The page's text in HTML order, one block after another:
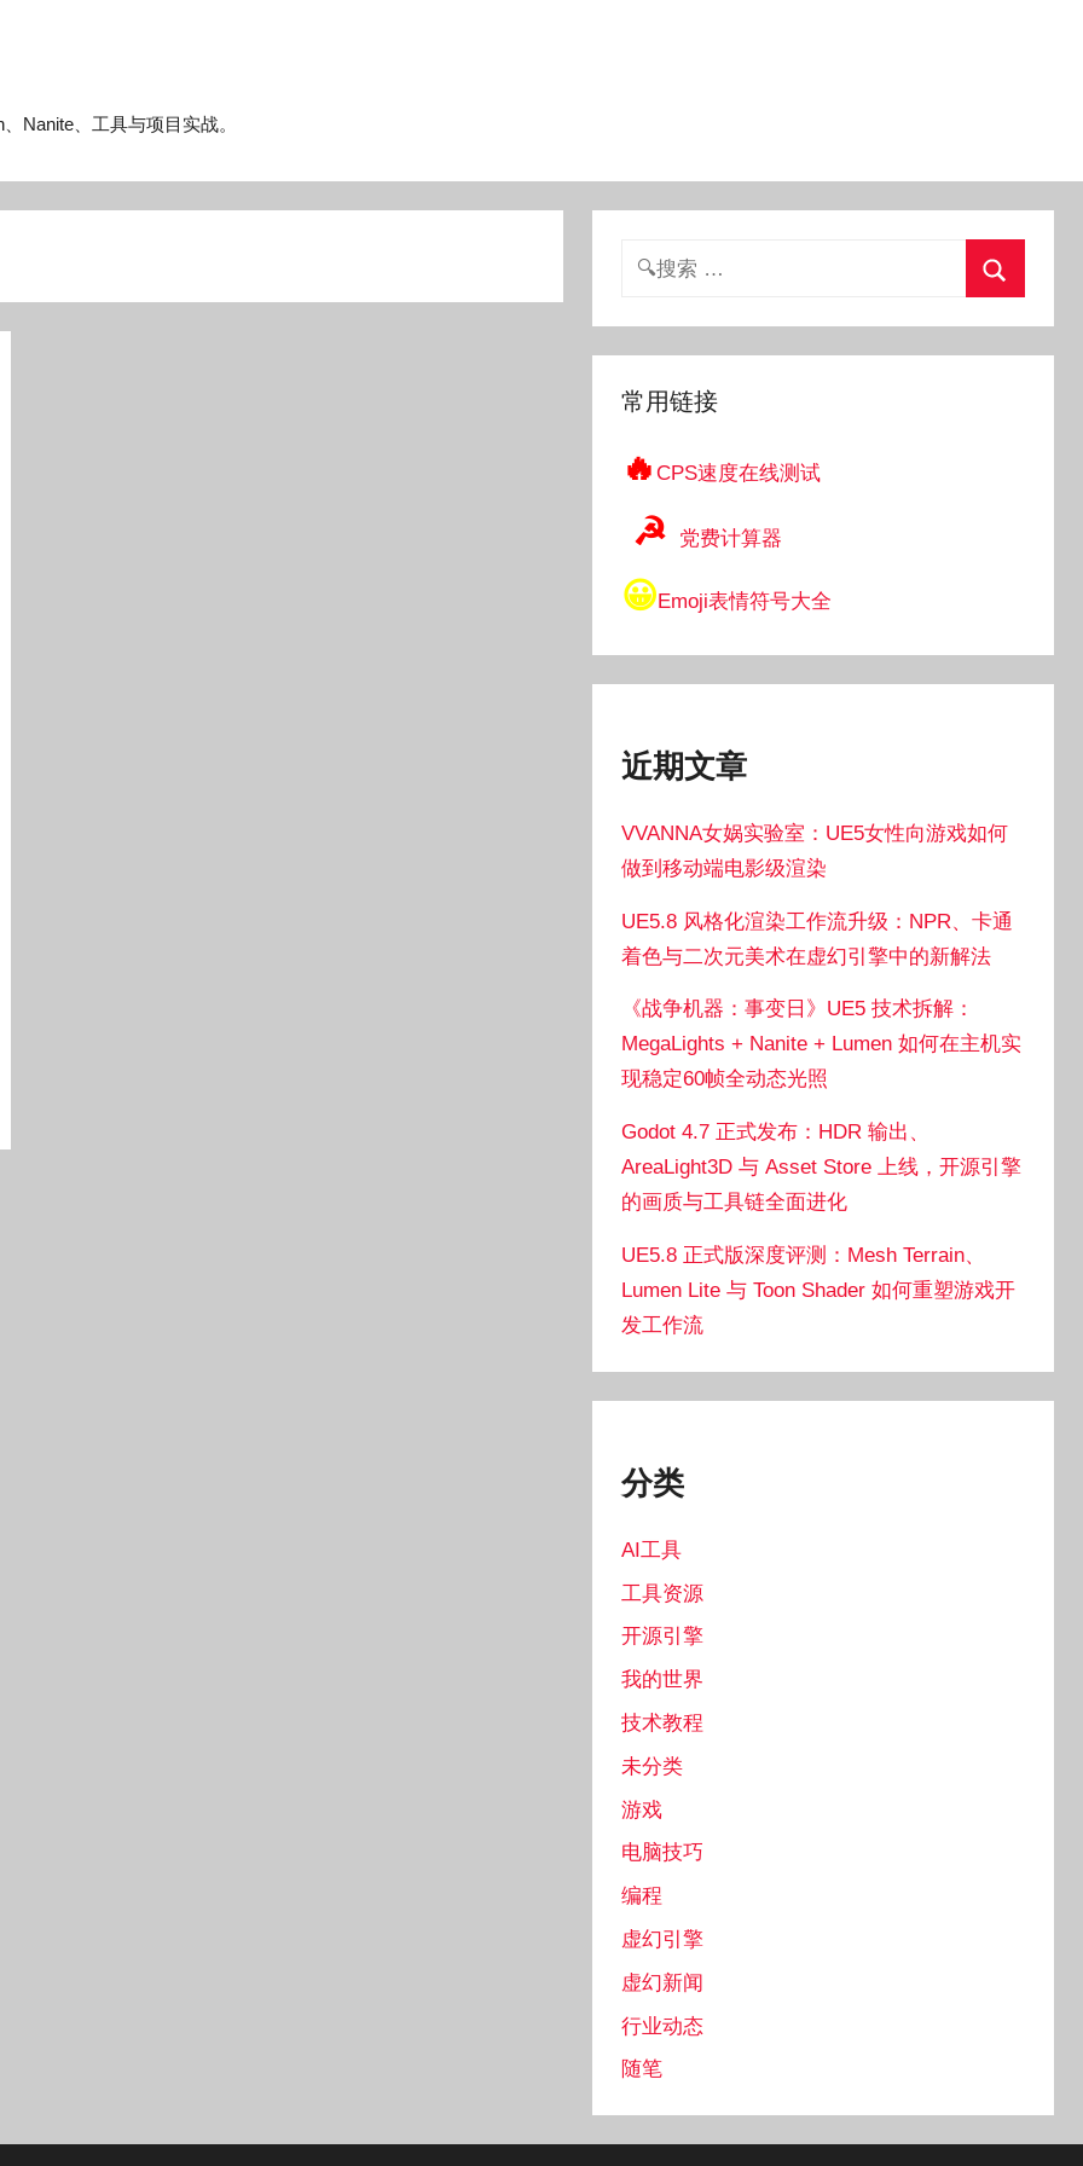
Nanite、工具与项目实战。
搜
常用链接
🔥CPS速度在线测试
☭ 党费计算器
😀Emoji表情符号大全
近期文章
VVANNA女娲实验室：UE5女性向游戏如何
做到移动端电影级渲染
UE5.8 风格化渲染工作流升级：NPR、卡通
着色与二次元美术在虚幻引擎中的新解法
《战争机器：事变日》UE5 技术拆解：
MegaLights + Nanite + Lumen 如何在主机实
现稳定60帧全动态光照
Godot 4.7 正式发布：HDR 输出、
AreaLight3D 与 Asset Store 上线，开源引擎
的画质与工具链全面进化
UE5.8 正式版深度评测：Mesh Terrain、
Lumen Lite 与 Toon Shader 如何重塑游戏开
发工作流
分类
AI工具
工具资源
开源引擎
我的世界
技术教程
未分类
游戏
电脑技巧
编程
虚幻引擎
虚幻新闻
行业动态
随笔